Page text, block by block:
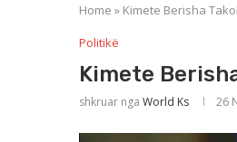
Home » Kimete Berisha
Politikë
Kimete
shkruar nga World Ks 26